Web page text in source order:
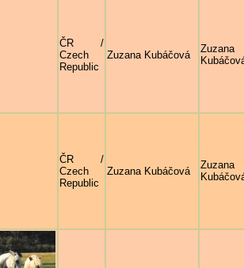
ČR /
Czech
Republic
Zuzana Kubáčová
Zuzana
ČR /
Czech
Republic
Zuzana Kubáčová
Zuzana